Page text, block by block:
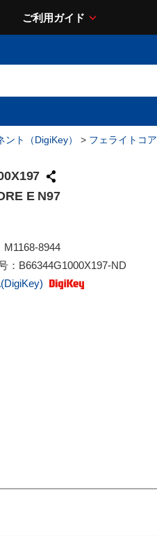
ご利用ガイド
ト（DigiKey） > フェライトコア
E N97
M1168-8944
： B66344G1000X197-ND